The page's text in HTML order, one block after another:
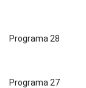
Programa 28
Programa 27